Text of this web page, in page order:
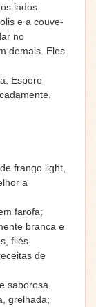
lados.
e a couve-
no
demais. Eles
Espere
frango light,
a
farofa;
branca e
filés
de
saborosa.
grelhada;